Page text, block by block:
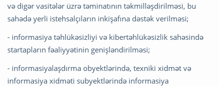
və digər vasitələr üzrə təminatının təkmilləşdirilməsi, bu
sahədə yerli istehsalçıların inkişafına dəstək verilməsi;
- informasiya təhlükəsizliyi və kibertəhlükəsizlik sahəsində
startapların fəaliyyətinin genişləndirilməsi;
- informasiyalaşdırma obyektlərində, texniki xidmət və
informasiya xidməti subyektlərində informasiya